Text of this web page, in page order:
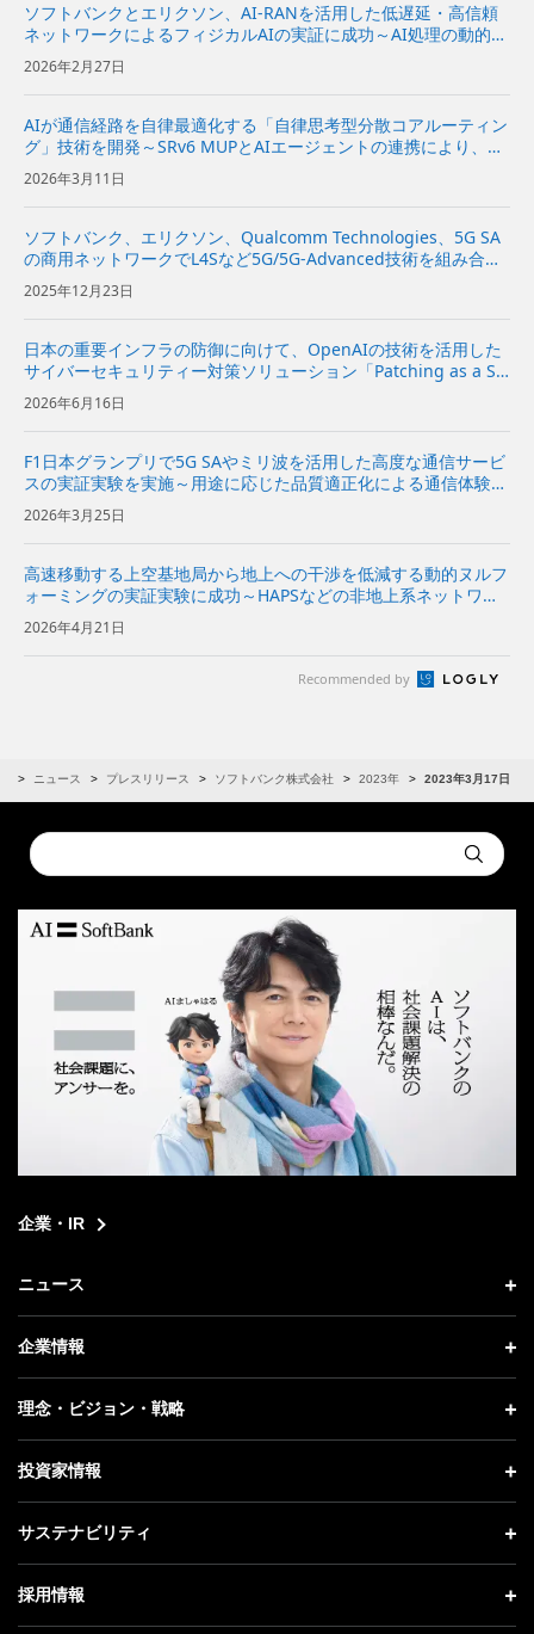
ソフトバンクとエリクソン、AI-RANを活用した低遅延・高信頼
ネットワークによるフィジカルAIの実証に成功～AI処理の動的な
オフロードと通信ネットワークの最適化により、安定したフィジ
カルAIを実現～
2026年2月27日
AIが通信経路を自律最適化する「自律思考型分散コアルーティン
グ」技術を開発～SRv6 MUPとAIエージェントの連携により、効
率性と低遅延を両立～
2026年3月11日
ソフトバンク、エリクソン、Qualcomm Technologies、5G SA
の商用ネットワークでL4Sなど5G/5G-Advanced技術を組み合わ
せた低遅延通信のフィールドトライアルを実施～スマートグラス
を活用したXRコンテンツのスト...
2025年12月23日
日本の重要インフラの防御に向けて、OpenAIの技術を活用した
サイバーセキュリティー対策ソリューション「Patching as a Se
rvice」を提供開始～企業向けに、脆弱性診断から修復方針の策
定、実装の提案までを一気通貫で支援～ | ...
2026年6月16日
F1日本グランプリで5G SAやミリ波を活用した高度な通信サービ
スの実証実験を実施～用途に応じた品質適正化による通信体験の
向上と新たなユースケースの創出を目指す～
2026年3月25日
高速移動する上空基地局から地上への干渉を低減する動的ヌルフ
ォーミングの実証実験に成功～HAPSなどの非地上系ネットワー
クと地上の通信ネットワークの周波数共用が可能に～
2026年4月21日
Recommended by
ニュース プレスリリース ソフトバンク株式会社 2023年 2023年3月17日
Conduct
a
Submit
企業・IR
ニュース
ニュース トップ
プレスリリース
更新情報
記者説明会
企業情報
企業情報 トップ
社長メッセージ
事業紹介
ガバナンス
理念・ビジョン・戦略
理念・ビジョン・戦略 トップ
成長戦略「Activate AI for Society」
人材戦略
投資家情報
投資家情報 トップ
経営方針
サステナビリティ
サステナビリティ トップ
採用情報